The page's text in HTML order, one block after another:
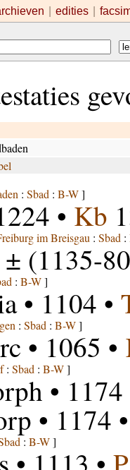
edities
: Sbad : B-W]
• Kb
im Breisgau : Sbad :
± (1135-
: B-W]
• 1104 •
: Sbad : B-W]
• 1065 •
: Sbad : B-W]
•
• 1174
: B-W]